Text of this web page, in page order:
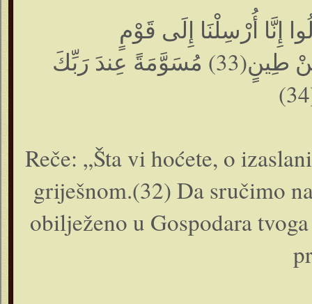
مُجْرِمِينَ(32) لِنُرْسِلَ عَلَيْهِمْ حِجَارَةً مِنْ طِينٍ(33) مُسَوَّمَةً عِندَ رَبِّكَ
Reče: „Šta vi hoćete, o
griješnom.(32) Da sručimo
obilježeno u Gospodara